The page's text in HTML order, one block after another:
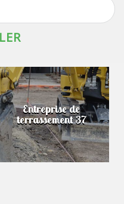
Entreprise de
terrassement 37